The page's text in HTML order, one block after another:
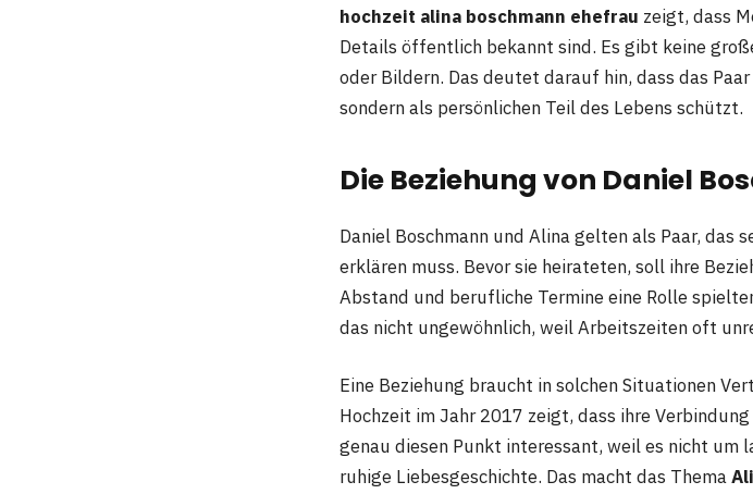
hochzeit alina boschmann ehefrau zeigt, dass
Details öffentlich bekannt sind. Es gibt keine
oder Bildern. Das deutet darauf hin, dass das
sondern als persönlichen Teil des Lebens schützt.
Die Beziehung von Daniel
Daniel Boschmann und Alina gelten als Paar,
erklären muss. Bevor sie heirateten, soll ihre
Abstand und berufliche Termine eine Rolle
das nicht ungewöhnlich, weil Arbeitszeiten oft
Eine Beziehung braucht in solchen Situationen
Hochzeit im Jahr 2017 zeigt, dass ihre
genau diesen Punkt interessant, weil es nicht um
ruhige Liebesgeschichte. Das macht das Thema